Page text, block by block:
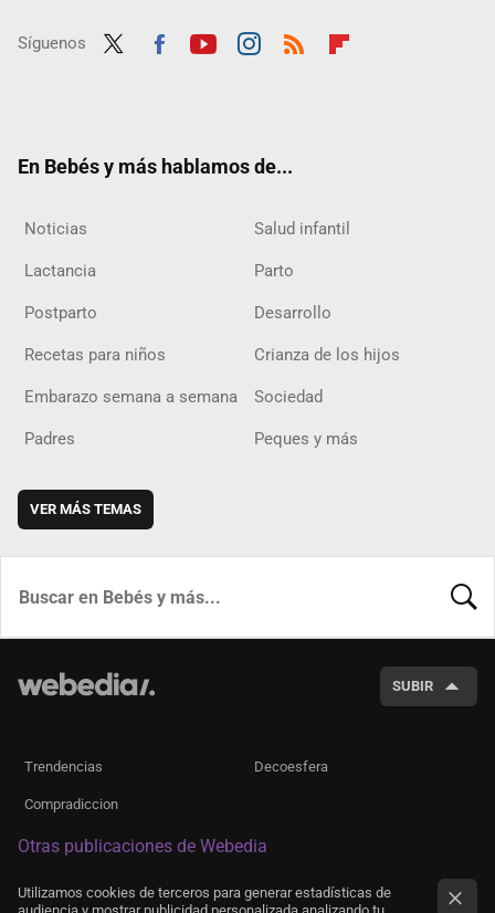
Síguenos
En Bebés y más hablamos de...
Noticias Salud infantil
Lactancia Parto
Postparto Desarrollo
Recetas para niños Crianza de los hijos
Embarazo semana a semana Sociedad
Padres Peques y más
VER MÁS TEMAS
SUBIR
Trendencias Decoesfera
Compradiccion
Otras publicaciones de Webedia
Utilizamos cookies de terceros para generar estadísticas de